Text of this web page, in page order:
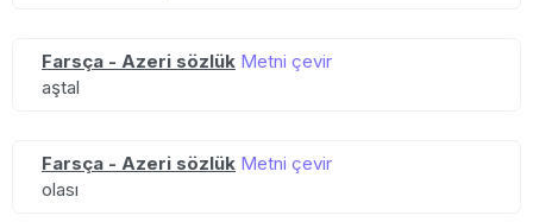
Farsça - Azeri sözlük Metni çevir
aştal
Farsça - Azeri sözlük Metni çevir
olası